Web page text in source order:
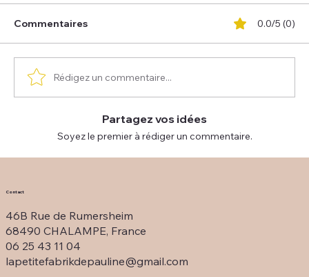
Commentaires 0.0/5 (0)
Rédigez un commentaire...
Partagez vos idées
Soyez le premier à rédiger un commentaire.
Contact
46B Rue de Rumersheim
68490 CHALAMPE, France
06 25 43 11 04
lapetitefabrikdepauline@gmail.com